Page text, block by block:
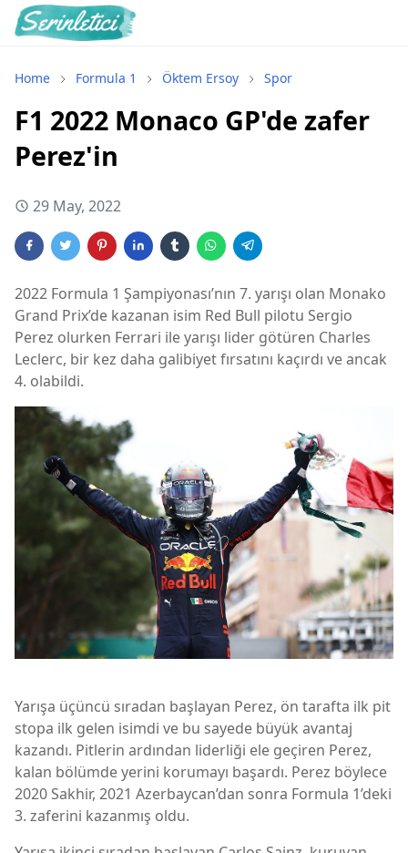
Home Formula 1 Öktem Ersoy Spor
F1 2022 Monaco GP'de zafer
Perez'in
29 May, 2022
2022 Formula 1 Şampiyonası’nın 7. yarışı olan Monako
Grand Prix’de kazanan isim Red Bull pilotu Sergio
Perez olurken Ferrari ile yarışı lider götüren Charles
Leclerc, bir kez daha galibiyet fırsatını kaçırdı ve ancak
4. olabildi.
Yarışa üçüncü sıradan başlayan Perez, ön tarafta ilk pit
stopa ilk gelen isimdi ve bu sayede büyük avantaj
kazandı. Pitlerin ardından liderliği ele geçiren Perez,
kalan bölümde yerini korumayı başardı. Perez böylece
2020 Sakhir, 2021 Azerbaycan’dan sonra Formula 1’deki
3. zaferini kazanmış oldu.